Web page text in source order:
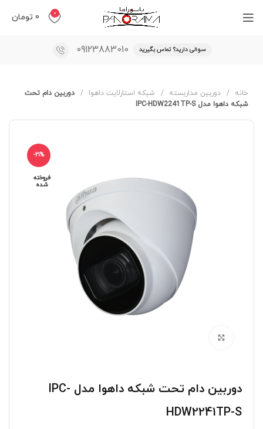
0
0 تومان
سوالی دارید؟ تماس بگیرید 09123883010
خانه دوربین مداربسته شبکه استارلایت داهوا
دوربین دام تحت
شبکه داهوا مدل IPC-HDW2241TP-S
-21%
فروخته
شده
دوربین دام تحت شبکه داهوا مدل IPC-
HDW2241TP-S